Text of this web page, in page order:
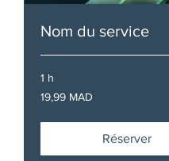
Nom du service
1 h
19,99
dirhams
19,99 MAD
Réserver